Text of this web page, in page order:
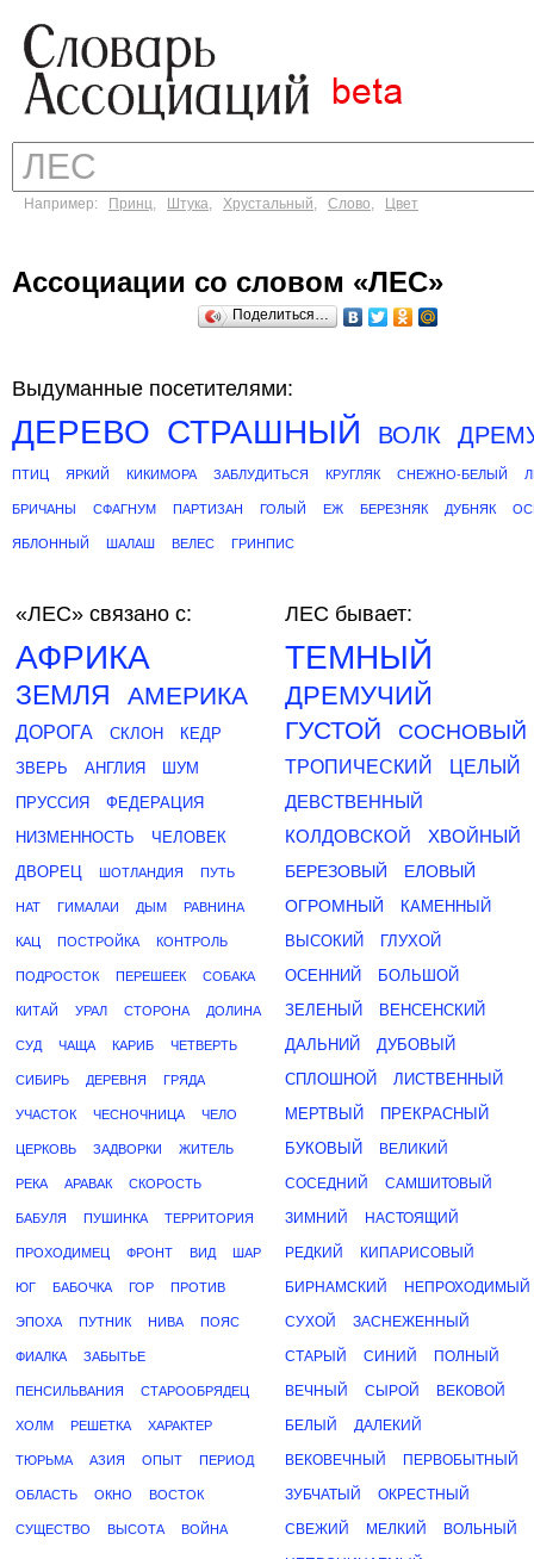
Например: Принц, Штука, Хрустальный, Слово, Цвет
Ассоциации со словом «ЛЕС»
Поделиться…
Выдуманные посетителями:
ДЕРЕВО СТРАШНЫЙ ВОЛК
ПТИЦ ЯРКИЙ КИКИМОРА ЗАБЛУДИТЬСЯ КРУГЛЯК СНЕЖНО-БЕЛЫЙ
БРИЧАНЫ СФАГНУМ ПАРТИЗАН ГОЛЫЙ ЕЖ БЕРЕЗНЯК ДУБНЯК
ЯБЛОННЫЙ ШАЛАШ ВЕЛЕС ГРИНПИС
«ЛЕС» связано с:
АФРИКА
ЗЕМЛЯ АМЕРИКА
ДОРОГА СКЛОН
КЕДР
ЗВЕРЬ
АНГЛИЯ
ШУМ
ПРУССИЯ
ФЕДЕРАЦИЯ
НИЗМЕННОСТЬ
ЧЕЛОВЕК
ДВОРЕЦ
ШОТЛАНДИЯ ПУТЬ
НАТ ГИМАЛАИ ДЫМ РАВНИНА
КАЦ ПОСТРОЙКА КОНТРОЛЬ
ПОДРОСТОК ПЕРЕШЕЕК СОБАКА
КИТАЙ УРАЛ СТОРОНА ДОЛИНА
СУД ЧАЩА КАРИБ ЧЕТВЕРТЬ
СИБИРЬ ДЕРЕВНЯ ГРЯДА
УЧАСТОК ЧЕСНОЧНИЦА ЧЕЛО
ЦЕРКОВЬ ЗАДВОРКИ ЖИТЕЛЬ
РЕКА АРАВАК СКОРОСТЬ
БАБУЛЯ ПУШИНКА ТЕРРИТОРИЯ
ПРОХОДИМЕЦ ФРОНТ ВИД ШАР
ЮГ БАБОЧКА ГОР ПРОТИВ
ЭПОХА ПУТНИК НИВА ПОЯС
ФИАЛКА ЗАБЫТЬЕ
ПЕНСИЛЬВАНИЯ СТАРООБРЯДЕЦ
ХОЛМ РЕШЕТКА ХАРАКТЕР
ТЮРЬМА АЗИЯ ОПЫТ ПЕРИОД
ОБЛАСТЬ ОКНО ВОСТОК
СУЩЕСТВО ВЫСОТА ВОЙНА
ЛЕС бывает:
ТЕМНЫЙ
ДРЕМУЧИЙ
ГУСТОЙ СОСНОВЫЙ
ТРОПИЧЕСКИЙ
ЦЕЛЫЙ
ДЕВСТВЕННЫЙ
КОЛДОВСКОЙ
ХВОЙНЫЙ
БЕРЕЗОВЫЙ
ЕЛОВЫЙ
ОГРОМНЫЙ
КАМЕННЫЙ
ВЫСОКИЙ
ГЛУХОЙ
ОСЕННИЙ
БОЛЬШОЙ
ЗЕЛЕНЫЙ
ВЕНСЕНСКИЙ
ДАЛЬНИЙ
ДУБОВЫЙ
СПЛОШНОЙ
ЛИСТВЕННЫЙ
МЕРТВЫЙ
ПРЕКРАСНЫЙ
БУКОВЫЙ
ВЕЛИКИЙ
СОСЕДНИЙ САМШИТОВЫЙ
ЗИМНИЙ НАСТОЯЩИЙ
РЕДКИЙ КИПАРИСОВЫЙ
БИРНАМСКИЙ НЕПРОХОДИМЫЙ
СУХОЙ ЗАСНЕЖЕННЫЙ
СТАРЫЙ СИНИЙ ПОЛНЫЙ
ВЕЧНЫЙ СЫРОЙ ВЕКОВОЙ
БЕЛЫЙ ДАЛЕКИЙ
ВЕКОВЕЧНЫЙ ПЕРВОБЫТНЫЙ
ЗУБЧАТЫЙ ОКРЕСТНЫЙ
СВЕЖИЙ МЕЛКИЙ ВОЛЬНЫЙ